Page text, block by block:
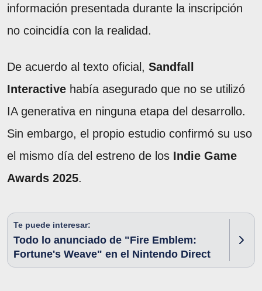
información presentada durante la inscripción
no coincidía con la realidad.
De acuerdo al texto oficial, Sandfall
Interactive había asegurado que no se utilizó
IA generativa en ninguna etapa del desarrollo.
Sin embargo, el propio estudio confirmó su uso
el mismo día del estreno de los Indie Game
Awards 2025.
Te puede interesar:
Todo lo anunciado de "Fire Emblem:
Fortune's Weave" en el Nintendo Direct